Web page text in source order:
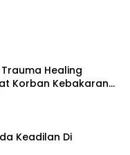
Healing
Korban Kebakaran
Keadilan Di